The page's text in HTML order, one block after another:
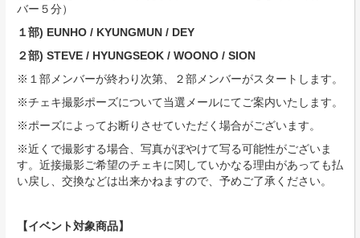
バー５分）
１部) EUNHO / KYUNGMUN / DEY
２部) STEVE / HYUNGSEOK / WOONO / SION
※１部メンバーが終わり次第、２部メンバーがスタートします。
※チェキ撮影ポーズについて当選メールにてご案内いたします。
※ポーズによってお断りさせていただく場合がございます。
※近くで撮影する場合、写真がぼやけて写る可能性がございま
す。近接撮影ご希望のチェキに関していかなる理由があっても払
い戻し、交換などは出来かねますので、予めご了承ください。
【イベント対象商品】